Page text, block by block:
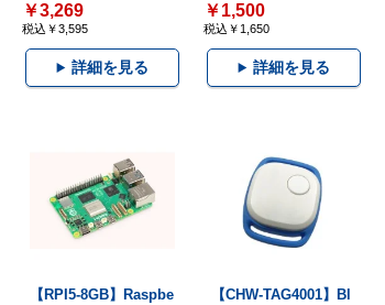
￥3,269
税込￥3,595
詳細を見る
￥1,500
税込￥1,650
詳細を見る
【RPI5-8GB】Raspbe
【CHW-TAG4001】Bl